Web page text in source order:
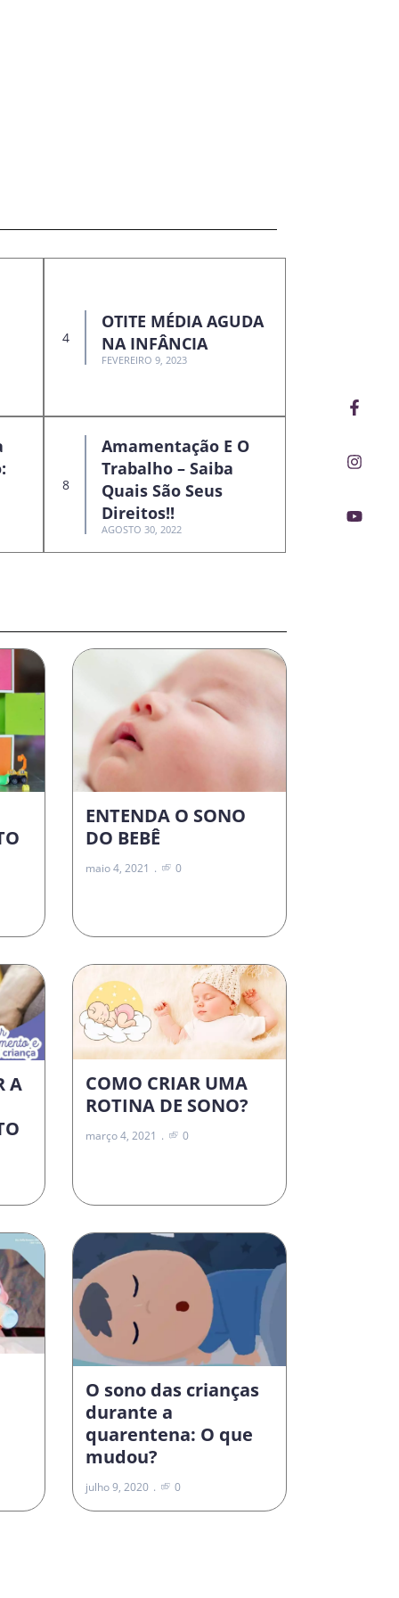
f
OTITE MÉDIA AGUDA
NA INFÂNCIA
FEVEREIRO 9, 2023
Amamentação E O
Trabalho – Saiba
Quais São Seus
Direitos!!
AGOSTO 30, 2022
ENTENDA O SONO
DO BEBÊ
maio 4, 2021 0
A
COMO CRIAR UMA
ROTINA DE SONO?
março 4, 2021 0
O sono das crianças
durante a
quarentena: O que
mudou?
julho 9, 2020 0